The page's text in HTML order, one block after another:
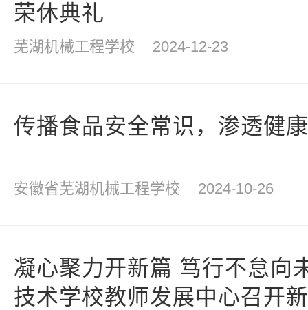
荣休典礼
芜湖机械工程学校 2024-12-23
传播食品安全常识，渗透健
安徽省芜湖机械工程学校 2024-10-26
凝心聚力开新篇 笃行不怠
技术学校教师发展中心召开